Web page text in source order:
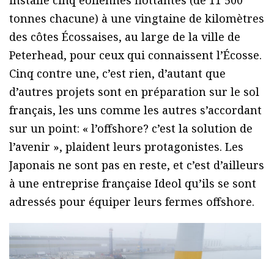
tonnes chacune) à une vingtaine de kilomètres
des côtes Écossaises, au large de la ville de
Peterhead, pour ceux qui connaissent l’Écosse.
Cinq contre une, c’est rien, d’autant que
d’autres projets sont en préparation sur le sol
français, les uns comme les autres s’accordant
sur un point: « l’offshore? c’est la solution de
l’avenir », plaident leurs protagonistes. Les
Japonais ne sont pas en reste, et c’est d’ailleurs
à une entreprise française Ideol qu’ils se sont
adressés pour équiper leurs fermes offshore.